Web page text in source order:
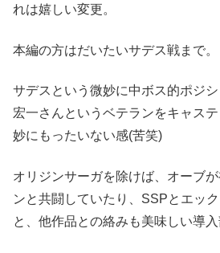
れは嬉しい変更。
本編の方はだいたいサデス戦まで。
サデスという微妙に中ボス的ポジ
宏一さんというベテランをキャス
妙にもったいない感(苦笑)
オリジンサーガを除けば、オーブ
ンと共闘していたり、SSPとエッ
と、他作品との絡みも美味しい導入